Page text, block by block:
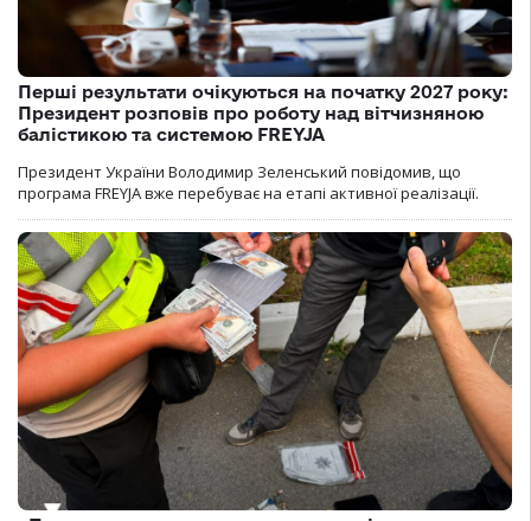
Перші результати очікуються на початку 2027 року:
Президент розповів про роботу над вітчизняною
балістикою та системою FREYJA
Президент України Володимир Зеленський повідомив, що
програма FREYJA вже перебуває на етапі активної реалізації.